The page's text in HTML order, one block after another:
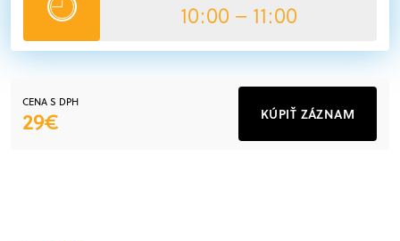
10:00 – 11:00
CENA S DPH
29€ KÚPIŤ ZÁZNAM